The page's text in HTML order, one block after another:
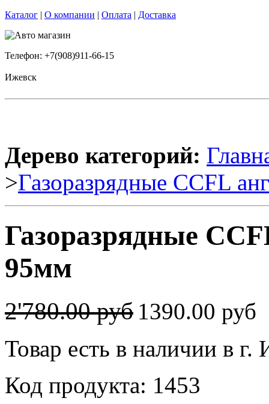
Каталог | О компании | Оплата | Доставка
Телефон: +7(908)911-66-15
Ижевск
Дерево категорий:
>Газоразрядные CCFL
Газоразрядные
95мм
2'780.00 руб 1390.00 руб
Товар есть в наличии в г.
Код продукта: 1453